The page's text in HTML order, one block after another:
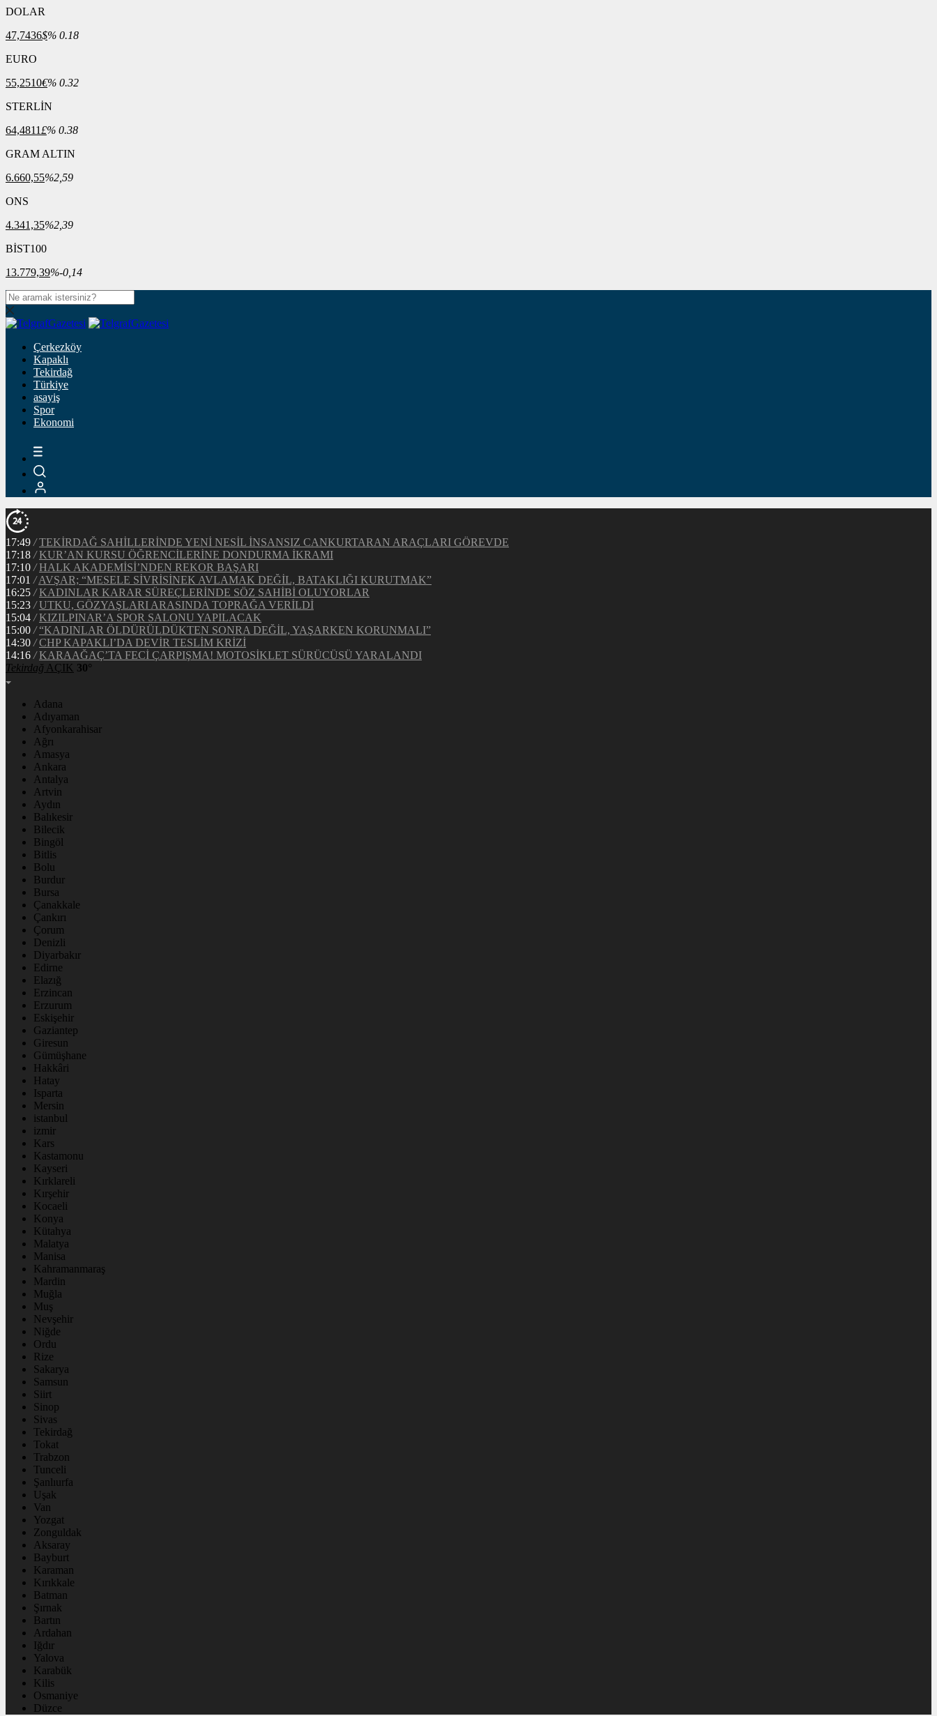
DOLAR
47,7436$% 0.18
EURO
55,2510€% 0.32
STERLİN
64,4811£% 0.38
GRAM ALTIN
6.660,55%2,59
ONS
4.341,35%2,39
BİST100
13.779,39%-0,14
Çerkezköy
Kapaklı
Tekirdağ
Türkiye
asayiş
Spor
Ekonomi
17:49 / TEKİRDAĞ SAHİLLERİNDE YENİ NESİL İNSANSIZ CANKURTARAN ARAÇLARI GÖREVDE
17:18 / KUR’AN KURSU ÖĞRENCİLERİNE DONDURMA İKRAMI
17:10 / HALK AKADEMİSİ’NDEN REKOR BAŞARI
17:01 / AVŞAR; “MESELE SİVRİSİNEK AVLAMAK DEĞİL, BATAKLIĞI KURUTMAK”
16:25 / KADINLAR KARAR SÜREÇLERİNDE SÖZ SAHİBİ OLUYORLAR
15:23 / UTKU, GÖZYAŞLARI ARASINDA TOPRAĞA VERİLDİ
15:04 / KIZILPINAR’A SPOR SALONU YAPILACAK
15:00 / “KADINLAR ÖLDÜRÜLDÜKTEN SONRA DEĞİL, YAŞARKEN KORUNMALI”
14:30 / CHP KAPAKLI’DA DEVİR TESLİM KRİZİ
14:16 / KARAAĞAÇ’TA FECİ ÇARPIŞMA! MOTOSİKLET SÜRÜCÜSÜ YARALANDI
Tekirdağ AÇIK 30°
Adana
Adıyaman
Afyonkarahisar
Ağrı
Amasya
Ankara
Antalya
Artvin
Aydın
Balıkesir
Bilecik
Bingöl
Bitlis
Bolu
Burdur
Bursa
Çanakkale
Çankırı
Çorum
Denizli
Diyarbakır
Edirne
Elazığ
Erzincan
Erzurum
Eskişehir
Gaziantep
Giresun
Gümüşhane
Hakkâri
Hatay
Isparta
Mersin
istanbul
izmir
Kars
Kastamonu
Kayseri
Kırklareli
Kırşehir
Kocaeli
Konya
Kütahya
Malatya
Manisa
Kahramanmaraş
Mardin
Muğla
Muş
Nevşehir
Niğde
Ordu
Rize
Sakarya
Samsun
Siirt
Sinop
Sivas
Tekirdağ
Tokat
Trabzon
Tunceli
Şanlıurfa
Uşak
Van
Yozgat
Zonguldak
Aksaray
Bayburt
Karaman
Kırıkkale
Batman
Şırnak
Bartın
Ardahan
Iğdır
Yalova
Karabük
Kilis
Osmaniye
Düzce